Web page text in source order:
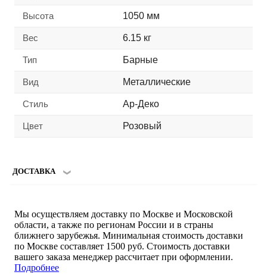
Высота 1050 мм
Вес 6.15 кг
Тип Барные
Вид Металлические
Стиль Ар-Деко
Цвет Розовый
ДОСТАВКА
Мы осуществляем доставку по Москве и Московской
области, а также по регионам России и в страны
ближнего зарубежья. Минимальная стоимость доставки
по Москве составляет 1500 руб. Стоимость доставки
вашего заказа менеджер рассчитает при оформлении.
Подробнее